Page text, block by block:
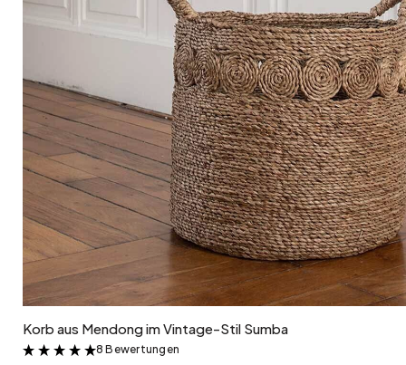
In den Warenkorb
Korb aus Mendong im Vintage-Stil Sumba
&
8 Bewertungen